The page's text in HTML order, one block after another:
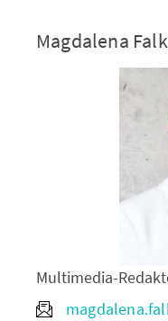
Magdalena
Multimedia-